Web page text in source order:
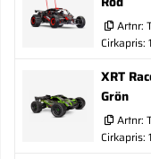
Artnr:
Cirkapris:
XRT
Grön
Artnr:
Cirkapris: